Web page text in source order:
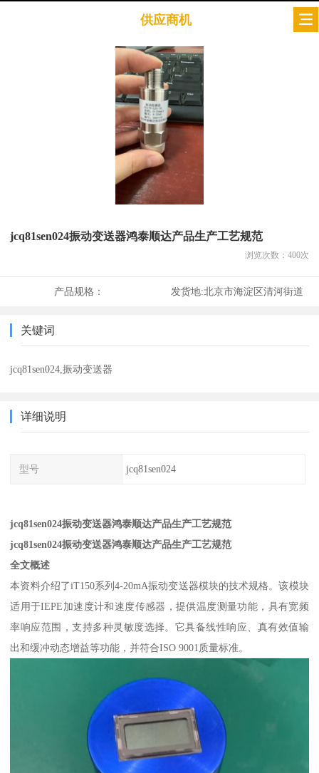
供应商机
jcq81sen024振动变送器鸿泰顺达产品生产工艺规范
浏览次数： 400次
产品规格： 发货地:北京市海淀区清河街道
关键词
jcq81sen024,振动变送器
详细说明
型号 jcq81sen024
jcq81sen024振动变送器鸿泰顺达产品生产工艺规范
jcq81sen024振动变送器鸿泰顺达产品生产工艺规范
全文概述
本资料介绍了iT150系列4-20mA振动变送器模块的技术规格。该模块
适用于IEPE加速度计和速度传感器，提供温度测量功能，具有宽频
率响应范围，支持多种灵敏度选择。它具备线性响应、真有效值输
出和缓冲动态增益等功能，并符合ISO 9001质量标准。